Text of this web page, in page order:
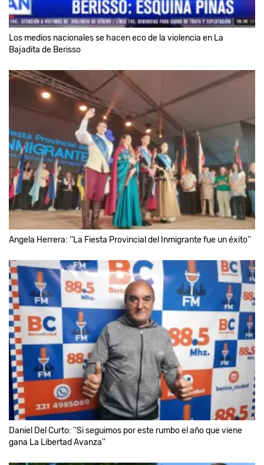
Los medios nacionales se hacen eco de la violencia en La
Bajadita de Berisso
Angela Herrera: ''La Fiesta Provincial del Inmigrante fue un éxito''
Daniel Del Curto: ''Si seguimos por este rumbo el año que viene
gana La Libertad Avanza''